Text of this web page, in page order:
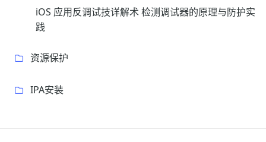
iOS 应用反调试技详解术 检测调试器的原理与防护实
践
资源保护
IPA安装